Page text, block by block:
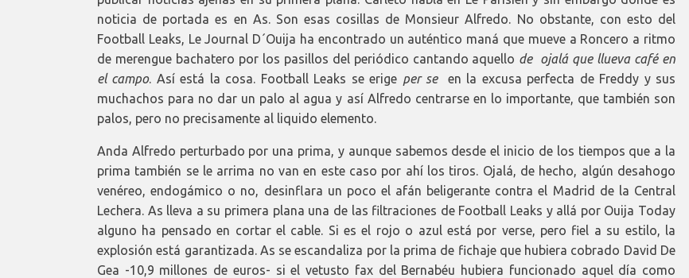
noticia de portada es en As. Son esas cosillas de Monsieur Alfredo. No obstante, con esto del
Football Leaks, Le Journal D´Ouija ha encontrado un auténtico maná que mueve a Roncero a ritmo
de merengue bachatero por los pasillos del periódico cantando aquello de ojalá que llueva café en
el campo. Así está la cosa. Football Leaks se erige per se en la excusa perfecta de Freddy y sus
muchachos para no dar un palo al agua y así Alfredo centrarse en lo importante, que también son
palos, pero no precisamente al liquido elemento.
Anda Alfredo perturbado por una prima, y aunque sabemos desde el inicio de los tiempos que a la
prima también se le arrima no van en este caso por ahí los tiros. Ojalá, de hecho, algún desahogo
venéreo, endogámico o no, desinflara un poco el afán beligerante contra el Madrid de la Central
Lechera. As lleva a su primera plana una de las filtraciones de Football Leaks y allá por Ouija Today
alguno ha pensado en cortar el cable. Si es el rojo o azul está por verse, pero fiel a su estilo, la
explosión está garantizada. As se escandaliza por la prima de fichaje que hubiera cobrado David De
Gea -10,9 millones de euros- si el vetusto fax del Bernabéu hubiera funcionado aquel día como